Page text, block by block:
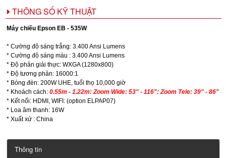
THÔNG SỐ KỸ THUẬT
Máy chiếu Epson EB - 535W
* Cường độ sáng trắng: 3.400 Ansi Lumens
* Cường độ sáng màu : 3.400 Ansi Lumens
* Độ phân giải thực: WXGA (1280x800)
* Độ tương phản: 16000:1
* Bóng đèn: 200W UHE, tuổi thọ 10,000 giờ
* Khoách cách: 0.55m - 1.22m: Zoom Wide: 53" - 116": Zoom Tele: 39" - 86"
* Kết nối: HDMI, WIFI: (option ELPAP07)
* Loa âm thanh: 16W
* Xuất xứ : China
Thông tin